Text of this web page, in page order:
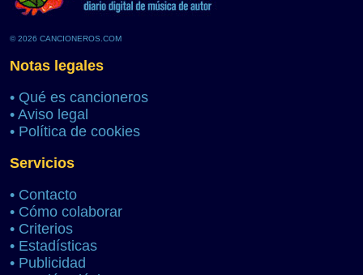
© 2026 CANCIONEROS.COM
Notas legales
• Qué es cancioneros
• Aviso legal
• Política de cookies
Servicios
• Contacto
• Cómo colaborar
• Criterios
• Estadísticas
• Publicidad